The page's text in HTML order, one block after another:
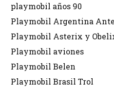
playmobil años 90
Playmobil Argentina
Playmobil Asterix y
Playmobil aviones
Playmobil Belen
Playmobil Brasil Trol